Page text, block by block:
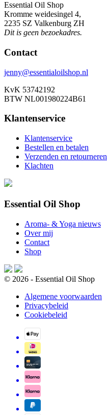
Essential Oil Shop
Kromme weidesingel 4,
2235 SZ Valkenburg ZH
Dit is geen bezoekadres.
Contact
jenny@essentialoilshop.nl
KvK 53742192
BTW NL001980224B61
Klantenservice
Klantenservice
Bestellen en betalen
Verzenden en retourneren
Klachten
Essential Oil Shop
Aroma- & Yoga nieuws
Over mij
Contact
Shop
© 2026 - Essential Oil Shop
Algemene voorwaarden
Privacybeleid
Cookiebeleid